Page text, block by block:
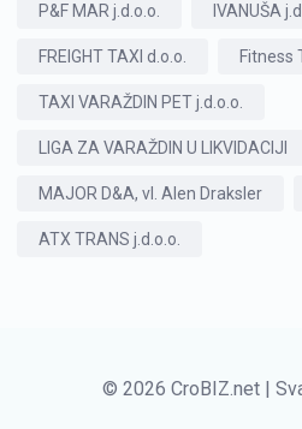
P&F MAR j.d.o.o. IVANUŠA
FREIGHT TAXI d.o.o. Fitness
TAXI VARAŽDIN PET j.d.o.o.
LIGA ZA VARAŽDIN U LIKVIDACIJI
MAJOR D&A, vl. Alen Draksler
ATX TRANS j.d.o.o.
© 2026 CroBIZ.net |